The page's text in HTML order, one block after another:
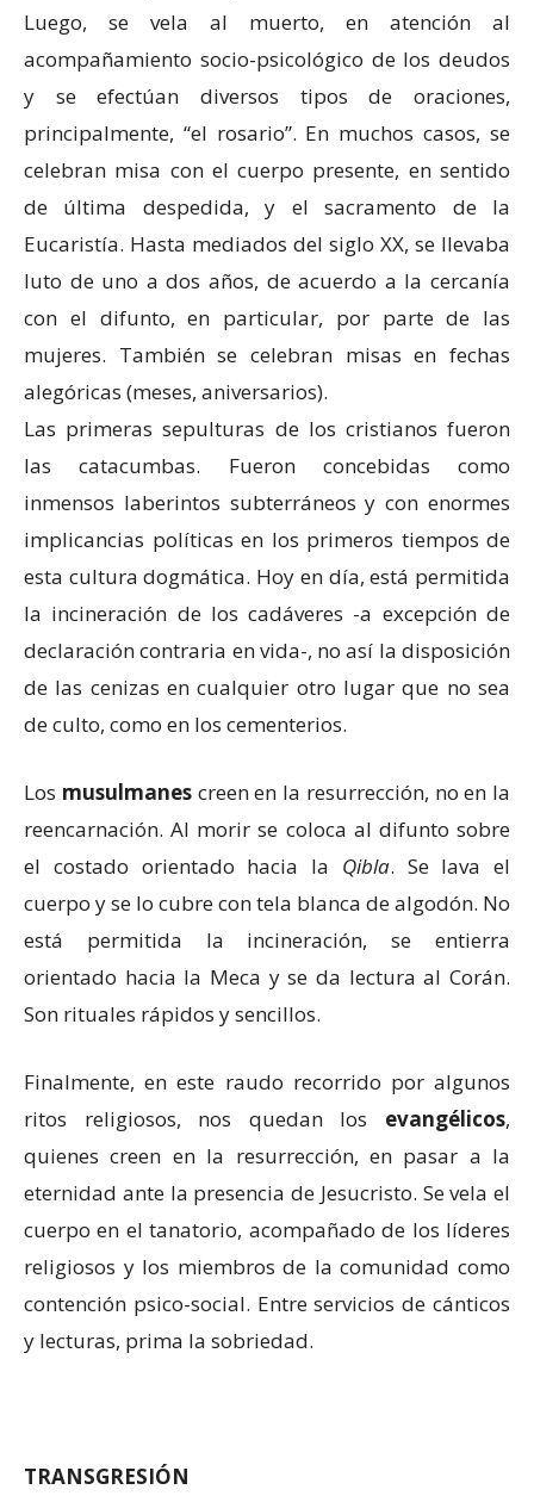
Luego, se vela al muerto, en atención al
acompañamiento socio-psicológico de los deudos
y se efectúan diversos tipos de oraciones,
principalmente, “el rosario”. En muchos casos, se
celebran misa con el cuerpo presente, en sentido
de última despedida, y el sacramento de la
Eucaristía. Hasta mediados del siglo XX, se llevaba
luto de uno a dos años, de acuerdo a la cercanía
con el difunto, en particular, por parte de las
mujeres. También se celebran misas en fechas
alegóricas (meses, aniversarios).
Las primeras sepulturas de los cristianos fueron
las catacumbas. Fueron concebidas como
inmensos laberintos subterráneos y con enormes
implicancias políticas en los primeros tiempos de
esta cultura dogmática. Hoy en día, está permitida
la incineración de los cadáveres -a excepción de
declaración contraria en vida-, no así la disposición
de las cenizas en cualquier otro lugar que no sea
de culto, como en los cementerios.
Los musulmanescreen en la resurrección, no en la
reencarnación. Al morir se coloca al difunto sobre
el costado orientado hacia la Qibla. Se lava el
cuerpo y se lo cubre con tela blanca de algodón. No
está permitida la incineración, se entierra
orientado hacia la Meca y se da lectura al Corán.
Son rituales rápidos y sencillos.
Finalmente, en este raudo recorrido por algunos
ritos religiosos, nos quedan los evangélicos,
quienes creen en la resurrección, en pasar a la
eternidad ante la presencia de Jesucristo. Se vela el
cuerpo en el tanatorio, acompañado de los líderes
religiosos y los miembros de la comunidad como
contención psico-social. Entre servicios de cánticos
y lecturas, prima la sobriedad.
TRANSGRESIÓN